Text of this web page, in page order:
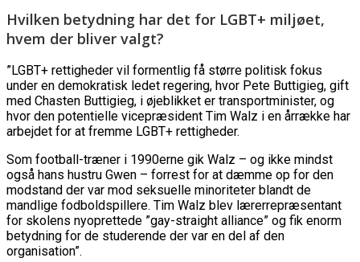
Hvilken betydning har det for LGBT+ miljøet,
hvem der bliver valgt?
”LGBT+ rettigheder vil formentlig få større politisk fokus
under en demokratisk ledet regering, hvor Pete Buttigieg, gift
med Chasten Buttigieg, i øjeblikket er transportminister, og
hvor den potentielle vicepræsident Tim Walz i en årrække har
arbejdet for at fremme LGBT+ rettigheder.
Som football-træner i 1990erne gik Walz – og ikke mindst
også hans hustru Gwen – forrest for at dæmme op for den
modstand der var mod seksuelle minoriteter blandt de
mandlige fodboldspillere. Tim Walz blev lærerrepræsentant
for skolens nyoprettede ”gay-straight alliance” og fik enorm
betydning for de studerende der var en del af den
organisation”.